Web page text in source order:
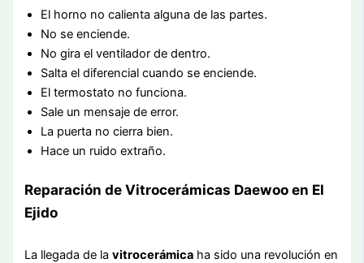
El horno no calienta alguna de las partes.
No se enciende.
No gira el ventilador de dentro.
Salta el diferencial cuando se enciende.
El termostato no funciona.
Sale un mensaje de error.
La puerta no cierra bien.
Hace un ruido extraño.
Reparación de Vitrocerámicas Daewoo en El
Ejido
La llegada de lavitrocerámica ha sido una revolución en